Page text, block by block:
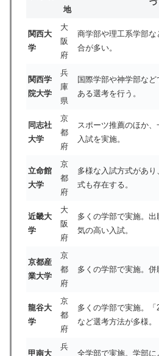
地
づ
関西大
学
大
阪
府
商学部や理工系学部
合が多い。
関西学
院大学
兵
庫
県
国際学部や神学部な
ある選考を行う。
同志社
大学
京
都
府
スポーツ推薦のほか
入試を実施。
立命館
大学
京
都
府
多様な入試方式があ
式も存在する。
近畿大
学
大
阪
府
多くの学部で実施。
気の高い入試。
京都産
業大学
京
都
府
多くの学部で実施。併
龍谷大
学
京
都
府
多くの学部で実施。「
など選考方法が多様。
甲南大
兵
全学部で実施。学部